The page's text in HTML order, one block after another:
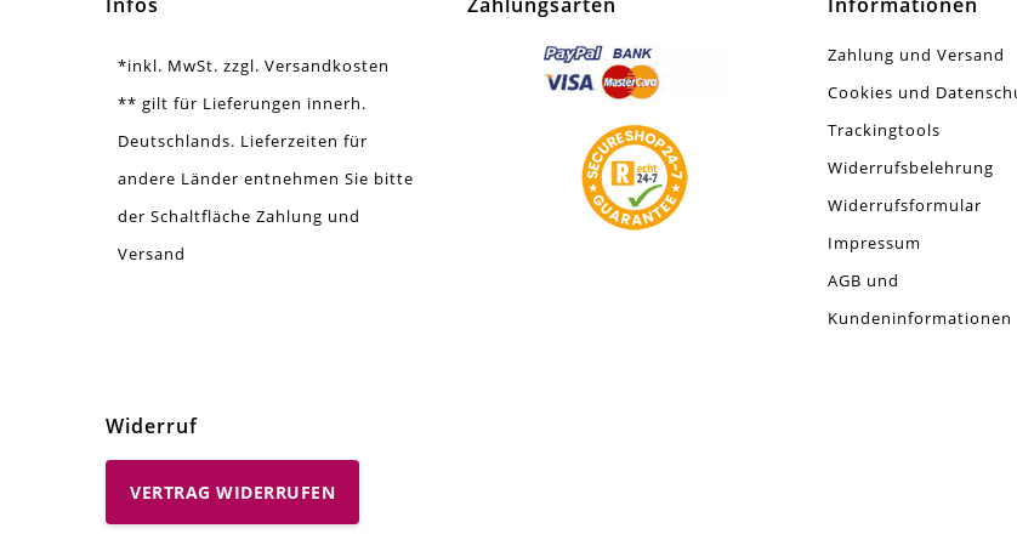
*inkl. MwSt. zzgl. Versandkosten
** gilt für Lieferungen innerh.
Deutschlands. Lieferzeiten für
andere Länder entnehmen Sie bitte
der Schaltfläche Zahlung und
Versand
Zahlung und Versand
Cookies und
Trackingtools
Widerrufsbelehrung
Widerrufsformular
Impressum
AGB und
Kundeninformationen
Widerruf
VERTRAG WIDERRUFEN